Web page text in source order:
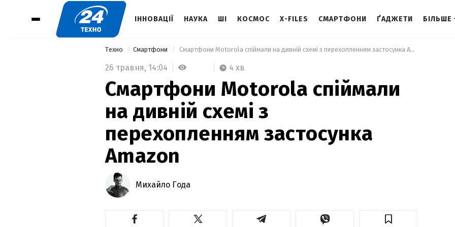
ІННОВАЦІЇ НАУКА ШІ КОСМОС X-FILES СМАРТФОНИ ҐАДЖЕТИ БІЛЬШЕ
Техно Смартфони Смартфони Motorola спіймали на дивній схемі з перехопленням застосунка Amazon
26 травня, 14:04 4 хв
Смартфони Motorola спіймали
на дивній схемі з
перехопленням застосунка
Amazon
Михайло Года